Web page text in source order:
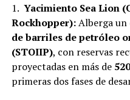
1. Yacimiento Sea Lion
Rockhopper):Alberga un
de barriles de petróleo
(STOIIP), con reservas
proyectadas en más de
primeras dos fases de